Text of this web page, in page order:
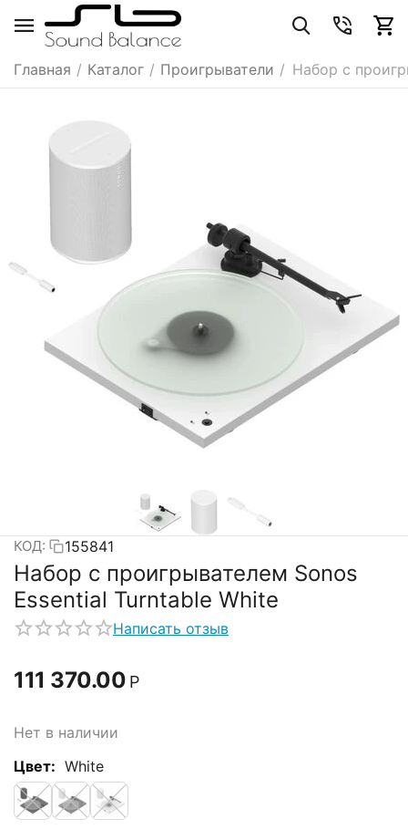
Главная / Каталог / Проигрыватели / Набор с
КОД: 155841
Набор с проигрывателем Sonos
Essential Turntable White
Написать отзыв
111 370.00 Р
Нет в наличии
Цвет: White